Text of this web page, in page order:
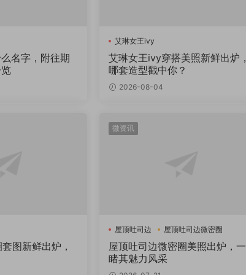
名字，附往期
艾琳女王ivy
艾琳女王ivy穿搭美照新鲜出炉，
哪套造型戳中你？
2026-08-04
图新鲜出炉，
微资讯
屋顶吐司边 屋顶吐司边微密圈
屋顶吐司边微密圈美照出炉，一
睹其魅力风采